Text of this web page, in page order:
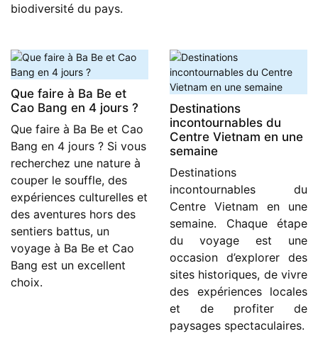
biodiversité du pays.
Que faire à Ba Be et
Cao Bang en 4 jours ?
Que faire à Ba Be et Cao
Bang en 4 jours ? Si vous
recherchez une nature à
couper le souffle, des
expériences culturelles et
des aventures hors des
sentiers battus, un
voyage à Ba Be et Cao
Bang est un excellent
choix.
Destinations
incontournables du
Centre Vietnam en une
semaine
Destinations
incontournables du
Centre Vietnam en une
semaine. Chaque étape
du voyage est une
occasion d’explorer des
sites historiques, de vivre
des expériences locales
et de profiter de
paysages spectaculaires.